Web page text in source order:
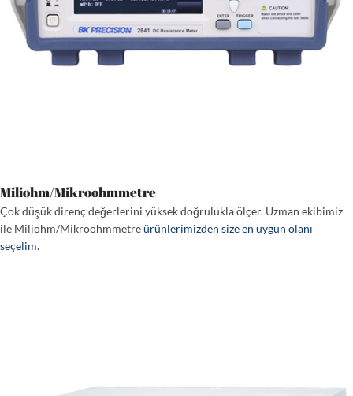
Miliohm/Mikroohmmetre
Çok düşük direnç değerlerini yüksek doğrulukla ölçer. Uzman ekibimiz
ile Miliohm/Mikroohmmetreürünlerimizden size en uygun olanı
seçelim.